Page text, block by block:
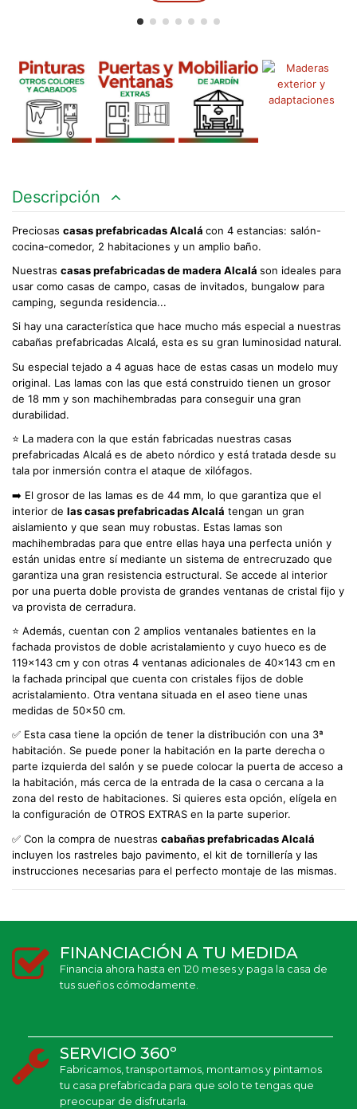
Descripción
Preciosas casas prefabricadas Alcalá con 4 estancias: salón-
cocina-comedor, 2 habitaciones y un amplio baño.
Nuestras casas prefabricadas de madera Alcalá son ideales para
usar como casas de campo, casas de invitados, bungalow para
camping, segunda residencia...
Si hay una característica que hace mucho más especial a nuestras
cabañas prefabricadas Alcalá, esta es su gran luminosidad natural.
Su especial tejado a 4 aguas hace de estas casas un modelo muy
original. Las lamas con las que está construido tienen un grosor
de 18 mm y son machihembradas para conseguir una gran
durabilidad.
⭐ La madera con la que están fabricadas nuestras casas
prefabricadas Alcalá es de abeto nórdico y está tratada desde su
tala por inmersión contra el ataque de xilófagos.
➡️ El grosor de las lamas es de 44 mm, lo que garantiza que el
interior de las casas prefabricadasAlcalá tengan un gran
aislamiento y que sean muy robustas. Estas lamas son
machihembradas para que entre ellas haya una perfecta unión y
están unidas entre sí mediante un sistema de entrecruzado que
garantiza una gran resistencia estructural. Se accede al interior
por una puerta doble provista de grandes ventanas de cristal fijo y
va provista de cerradura.
⭐ Además, cuentan con 2 amplios ventanales batientes en la
fachada provistos de doble acristalamiento y cuyo hueco es de
119x143 cm y con otras 4 ventanas adicionales de 40x143 cm en
la fachada principal que cuenta con cristales fijos de doble
acristalamiento. Otra ventana situada en el aseo tiene unas
medidas de 50x50 cm.
✅ Esta casa tiene la opción de tener la distribución con una 3ª
habitación. Se puede poner la habitación en la parte derecha o
parte izquierda del salón y se puede colocar la puerta de acceso a
la habitación, más cerca de la entrada de la casa o cercana a la
zona del resto de habitaciones. Si quieres esta opción, elígela en
la configuración de OTROS EXTRAS en la parte superior.
✅ Con la compra de nuestras cabañas prefabricadasAlcalá
incluyen los rastreles bajo pavimento, el kit de tornillería y las
instrucciones necesarias para el perfecto montaje de las mismas.
FINANCIACIÓN A TU MEDIDA
Financia ahora hasta en 120 meses y paga la casa de
tus sueños cómodamente.
SERVICIO 360º
Fabricamos, transportamos, montamos y pintamos
tu casa prefabricada para que solo te tengas que
preocupar de disfrutarla.